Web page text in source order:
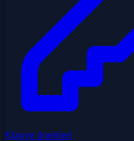
Klavye önerileri